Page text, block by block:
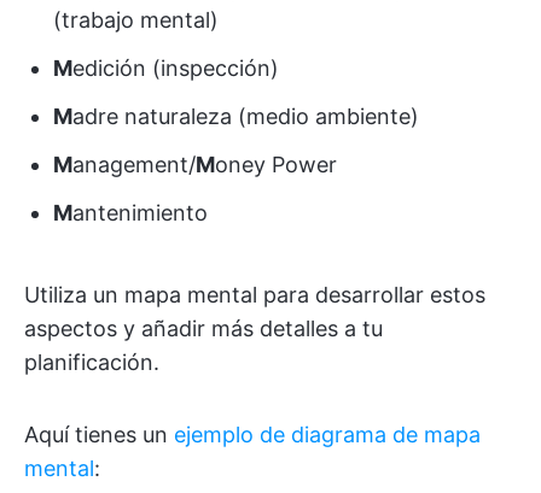
(trabajo mental)
Medición (inspección)
Madre naturaleza (medio ambiente)
Management/Money Power
Mantenimiento
Utiliza un mapa mental para desarrollar estos
aspectos y añadir más detalles a tu
planificación.
Aquí tienes un ejemplo de diagrama de mapa
mental: